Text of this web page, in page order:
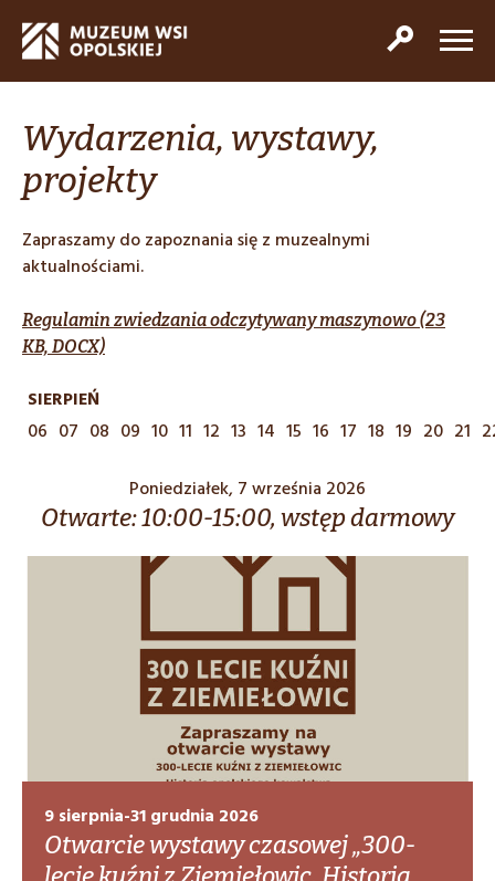
Wydarzenia, wystawy,
projekty
Zapraszamy do zapoznania się z muzealnymi
aktualnościami.
Regulamin zwiedzania odczytywany maszynowo (23
KB, DOCX)
SIERPIEŃ
06 07 08 09 10 11 12 13 14 15 16 17 18 19 20 21
Poniedziałek, 7 września 2026
Otwarte: 10:00-15:00, wstęp darmowy
9 sierpnia-31 grudnia 2026
Otwarcie wystawy czasowej „300-